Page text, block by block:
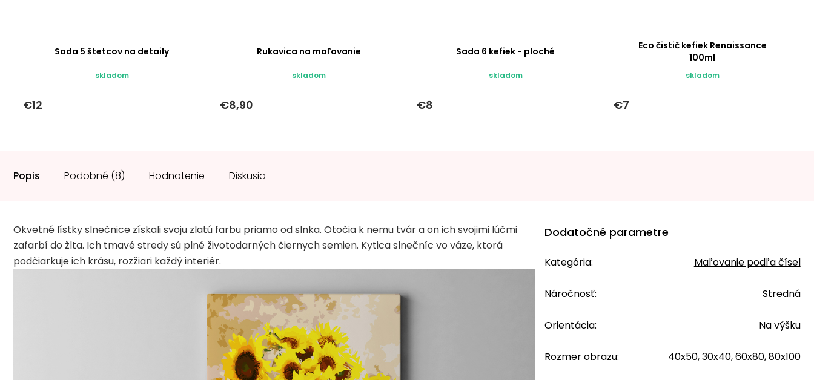
Sada 5 štetcov na detaily
skladom
€12
Rukavica na maľovanie
skladom
€8,90
Sada 6 kefiek - ploché
skladom
€8
Eco čistič kefiek Renaissance
100ml
skladom
€7
Popis Podobné (8) Hodnotenie Diskusia
Okvetné lístky slnečnice získali svoju zlatú farbu priamo od slnka. Otočia k nemu tvár a on ich svojimi lúčmi
zafarbí do žlta. Ich tmavé stredy sú plné životodarných čiernych semien. Kytica slnečníc vo váze, ktorá
podčiarkuje ich krásu, rozžiari každý interiér.
Dodatočné parametre
Kategória: Maľovanie podľa čísel
Náročnosť: Stredná
Orientácia: Na výšku
Rozmer obrazu: 40x50, 30x40, 60x80, 80x100